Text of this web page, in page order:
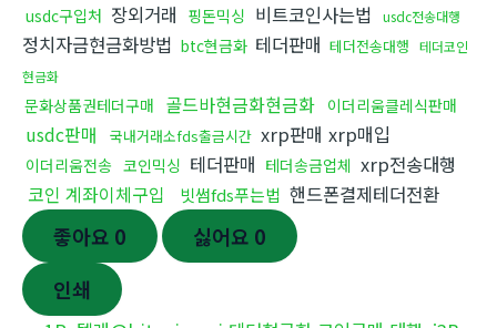
usdc구입처 장외거래 핑돈믹싱 비트코인사는법 usdc전송대행
정치자금현금화방법 btc현금화 테더판매 테더전송대행 테더코인
현금화
문화상품권테더구매 골드바현금화현금화 이더리움클레식판매
usdc판매 국내거래소fds출금시간 xrp판매 xrp매입
이더리움전송 코인믹싱 테더판매 테더송금업체 xrp전송대행
코인 계좌이체구입
빗썸fds푸는법 핸드폰결제테더전환
좋아요 0 싫어요 0
인쇄